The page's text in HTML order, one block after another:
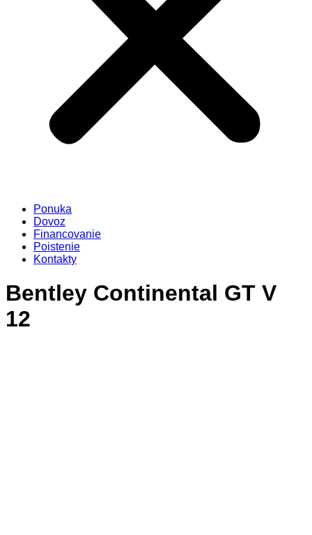
Ponuka
Dovoz
Financovanie
Poistenie
Kontakty
Bentley Continental GT V
12